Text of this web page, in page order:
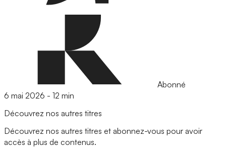
Abonné
6 mai 2026 - 12 min
Découvrez nos autres titres
Découvrez nos autres titres et abonnez-vous pour avoir
accès à plus de contenus.